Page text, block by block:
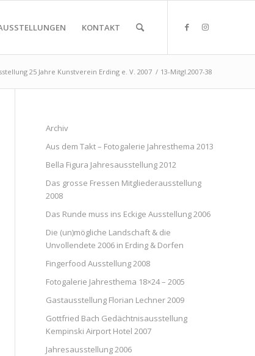
KONTAKT
25 Jahre Kunstverein Erding e. V. 2007 / 13-Mitgl.2007-38
Archiv
Aus dem Takt – Fotogalerie Jahresthema 2013
Bella Figura Jahresausstellung 2012
Das grosse Fressen Mitgliederausstellung
2008
Das Runde muss ins Eckige Ausstellung 2006
Die (un)mögliche Landschaft & die
Unvollendete 2006 in Erding & Dorfen
Fingerfood Ausstellung 2008
Fotogalerie Jahresthema 18×24 – 2005
Gastausstellung Florian Lechner 2009
Gottfried Bach Gedächtnisausstellung
Kempinski Airport Hotel 2007
Jahresausstellung 2006